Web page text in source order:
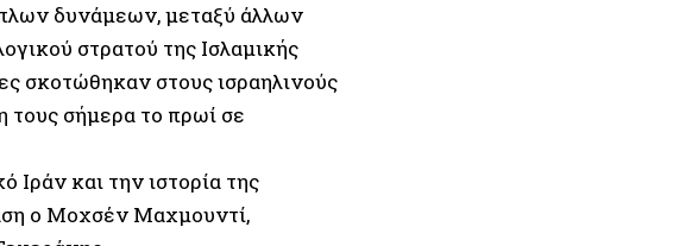
δυνάμεων, μεταξύ άλλων
στρατού της Ισλαμικής
σκοτώθηκαν στους ισραηλινούς
τους σήμερα το πρωί σε
Ιράν και την ιστορία της
ο Μοχσέν Μαχμουντί,